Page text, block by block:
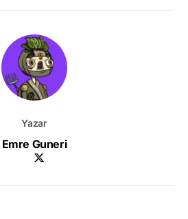
Yazar
Emre Guneri